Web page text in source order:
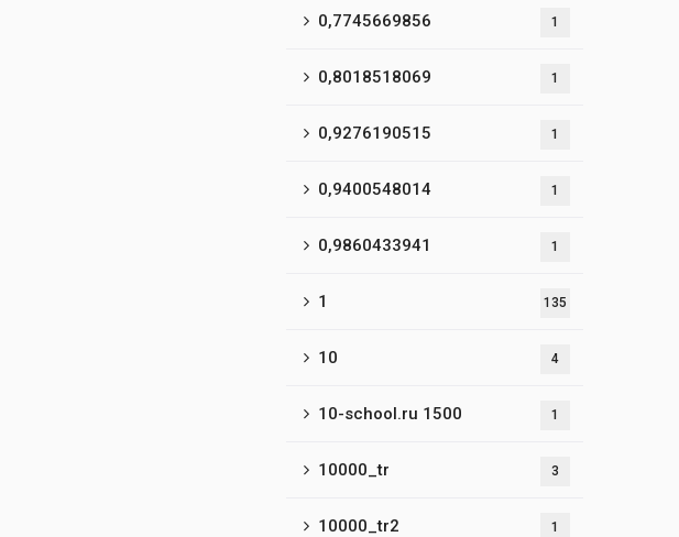
0,7745669856 1
0,8018518069 1
0,9276190515 1
0,9400548014 1
0,9860433941 1
1 135
10 4
10-school.ru 1500 1
10000_tr 3
10000_tr2 1